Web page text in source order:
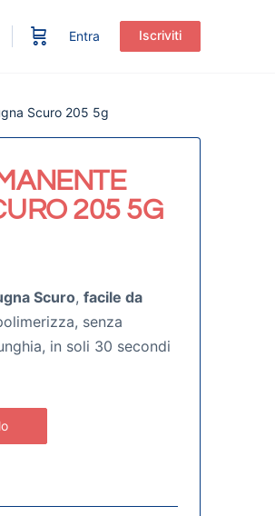
Entra Iscriviti
Scuro 205 5g
205 5G
Scuro,facile da
senza
in soli 30 secondi